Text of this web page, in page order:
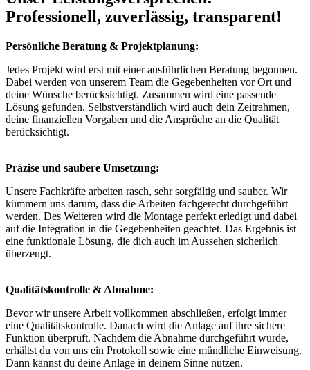
Professionell, zuverlässig, transparent!
Persönliche Beratung & Projektplanung:
Jedes Projekt wird erst mit einer ausführlichen Beratung begonnen.
Dabei werden von unserem Team die Gegebenheiten vor Ort und
deine Wünsche berücksichtigt. Zusammen wird eine passende
Lösung gefunden. Selbstverständlich wird auch dein Zeitrahmen,
deine finanziellen Vorgaben und die Ansprüche an die Qualität
berücksichtigt.
Präzise und saubere Umsetzung:
Unsere Fachkräfte arbeiten rasch, sehr sorgfältig und sauber. Wir
kümmern uns darum, dass die Arbeiten fachgerecht durchgeführt
werden. Des Weiteren wird die Montage perfekt erledigt und dabei
auf die Integration in die Gegebenheiten geachtet. Das Ergebnis ist
eine funktionale Lösung, die dich auch im Aussehen sicherlich
überzeugt.
Qualitätskontrolle & Abnahme:
Bevor wir unsere Arbeit vollkommen abschließen, erfolgt immer
eine Qualitätskontrolle. Danach wird die Anlage auf ihre sichere
Funktion überprüft. Nachdem die Abnahme durchgeführt wurde,
erhältst du von uns ein Protokoll sowie eine mündliche Einweisung.
Dann kannst du deine Anlage in deinem Sinne nutzen.